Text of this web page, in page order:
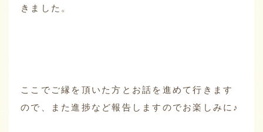
きました。
ここでご縁を頂いた方とお話を進めて行きます
ので、また進捗など報告しますのでお楽しみに♪